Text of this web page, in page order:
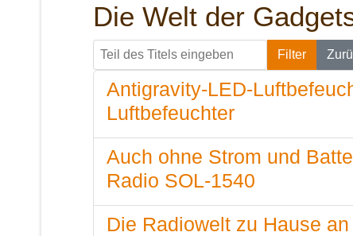
Die Welt der
Teil des Titels eingeben
Filter
Antigravity-LED-
Luftbefeuchter
Auch ohne Strom und
Radio SOL-1540
Die Radiowelt zu Hause